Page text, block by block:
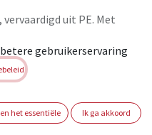
uit PE. Met
63cm), zowel vooraan
in hoogte (telkens 3
&
Gekeurd voor extreme
gebruikerservaring
het essentiële Ik ga akkoord